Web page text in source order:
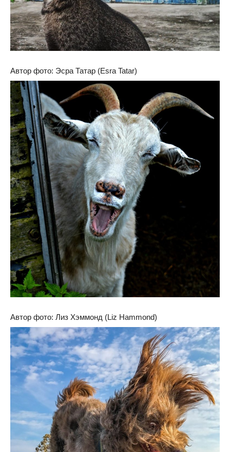
Автор фото: Эсра Татар (Esra Tatar)
Автор фото: Лиз Хэммонд (Liz Hammond)